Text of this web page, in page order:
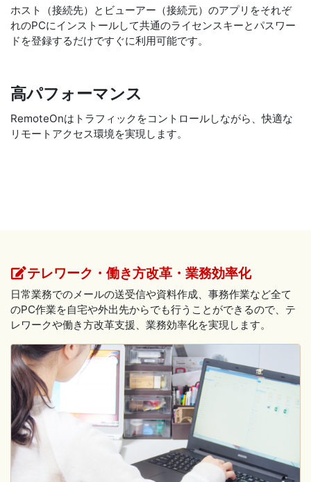
ホスト（接続先）とビューアー（接続元）のアプリをそれぞ
れのPCにインストールして共通のライセンスキーとパスワー
ドを登録するだけですぐに利用可能です。
高パフォーマンス
RemoteOnはトラフィックをコントロールしながら、快適な
リモートアクセス環境を実現します。
テレワーク・働き方改革・業務効率化
日常業務でのメールの送受信や資料作成、事務作業など全て
のPC作業を自宅や外出先からでも行うことができるので、テ
レワークや働き方改革支援、業務効率化を実現します。